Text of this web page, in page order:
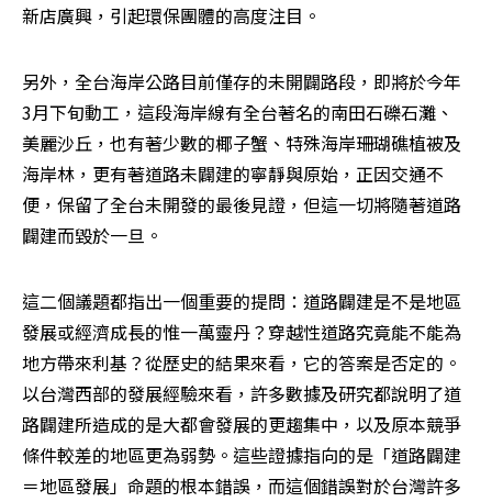
新店廣興，引起環保團體的高度注目。
另外，全台海岸公路目前僅存的未開闢路段，即將於今年
3月下旬動工，這段海岸線有全台著名的南田石礫石灘、
美麗沙丘，也有著少數的椰子蟹、特殊海岸珊瑚礁植被及
海岸林，更有著道路未闢建的寧靜與原始，正因交通不
便，保留了全台未開發的最後見證，但這一切將隨著道路
闢建而毀於一旦。
這二個議題都指出一個重要的提問：道路闢建是不是地區
發展或經濟成長的惟一萬靈丹？穿越性道路究竟能不能為
地方帶來利基？從歷史的結果來看，它的答案是否定的。
以台灣西部的發展經驗來看，許多數據及研究都說明了道
路闢建所造成的是大都會發展的更趨集中，以及原本競爭
條件較差的地區更為弱勢。這些證據指向的是「道路闢建
＝地區發展」命題的根本錯誤，而這個錯誤對於台灣許多